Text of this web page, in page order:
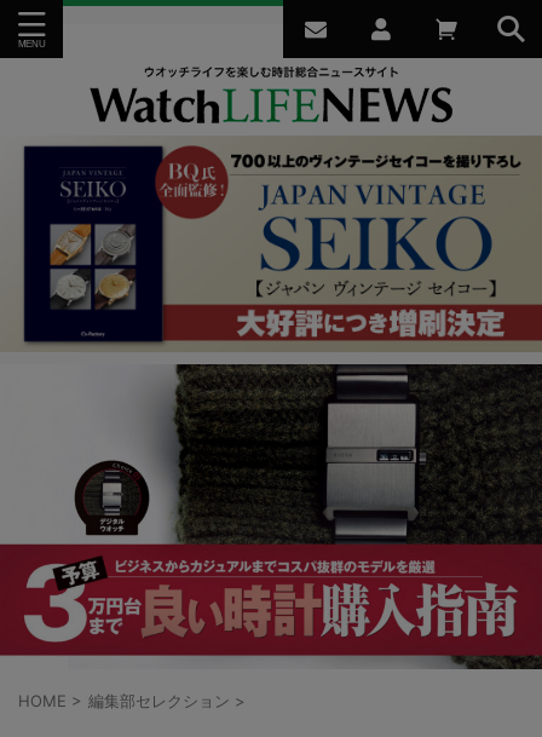
HOME > 編集部セレクション >